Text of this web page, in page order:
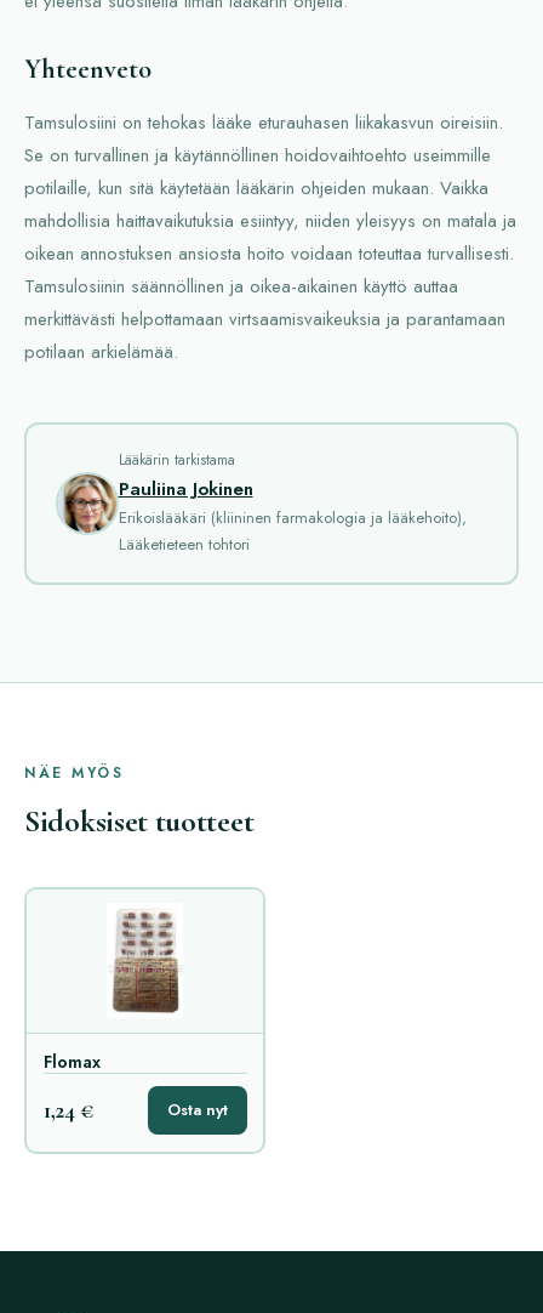
Yhteenveto
Tamsulosiini on tehokas lääke eturauhasen liikakasvun oireisiin.
Se on turvallinen ja käytännöllinen hoidovaihtoehto useimmille
potilaille, kun sitä käytetään lääkärin ohjeiden mukaan. Vaikka
mahdollisia haittavaikutuksia esiintyy, niiden yleisyys on matala ja
oikean annostuksen ansiosta hoito voidaan toteuttaa turvallisesti.
Tamsulosiinin säännöllinen ja oikea-aikainen käyttö auttaa
merkittävästi helpottamaan virtsaamisvaikeuksia ja parantamaan
potilaan arkielämää.
Lääkärin tarkistama
Pauliina Jokinen
Erikoislääkäri (kliininen farmakologia ja lääkehoito),
Lääketieteen tohtori
NÄE MYÖS
Sidoksiset tuotteet
Flomax
1,24 € Osta nyt